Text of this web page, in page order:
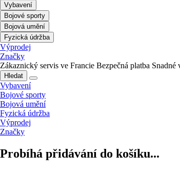
Vybavení
Bojové sporty
Bojová umění
Fyzická údržba
Výprodej
Značky
Zákaznický servis ve Francie Bezpečná platba Snadné
Hledat
Vybavení
Bojové sporty
Bojová umění
Fyzická údržba
Výprodej
Značky
Probíhá přidávání do košíku...